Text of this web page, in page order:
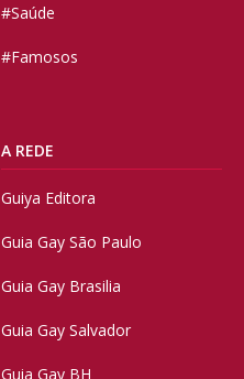
#Saúde
#Famosos
A REDE
Guiya Editora
Guia Gay São Paulo
Guia Gay Brasilia
Guia Gay Salvador
Guia Gay BH